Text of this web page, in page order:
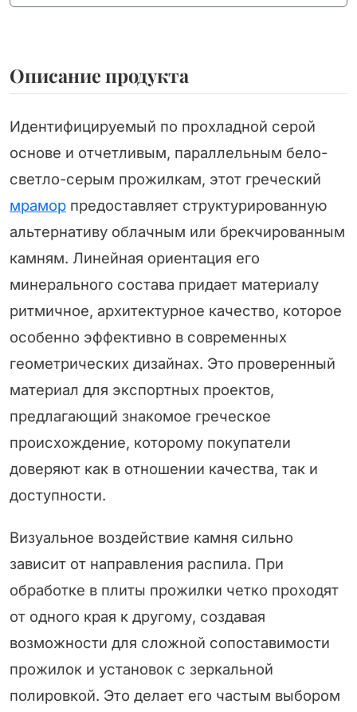
Описание продукта
Идентифицируемый по прохладной серой
основе и отчетливым, параллельным бело-
светло-серым прожилкам, этот греческий
мрамор предоставляет структурированную
альтернативу облачным или брекчированным
камням. Линейная ориентация его
минерального состава придает материалу
ритмичное, архитектурное качество, которое
особенно эффективно в современных
геометрических дизайнах. Это проверенный
материал для экспортных проектов,
предлагающий знакомое греческое
происхождение, которому покупатели
доверяют как в отношении качества, так и
доступности.
Визуальное воздействие камня сильно
зависит от направления распила. При
обработке в плиты прожилки четко проходят
от одного края к другому, создавая
возможности для сложной сопоставимости
прожилок и установок с зеркальной
полировкой. Это делает его частым выбором